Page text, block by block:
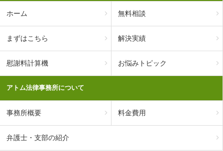
ホーム 無料相談
まずはこちら 解決実績
慰謝料計算機 お悩みトピック
アトム法律事務所について
事務所概要 料金費用
弁護士・支部の紹介